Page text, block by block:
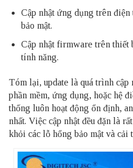
Cập nhật ứng dụng trên điện
bảo mật.
Cập nhật firmware trên thiết
tính năng.
Tóm lại, update là quá trình cập
phần mềm, ứng dụng, hoặc hệ
thống luôn hoạt động ổn định,
nhất. Việc cập nhật đều đặn là
khỏi các lỗ hổng bảo mật và cải